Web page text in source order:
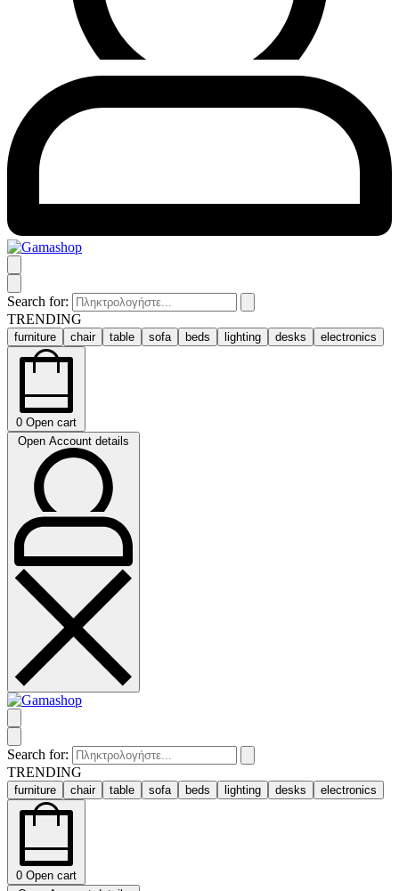
Search for:
TRENDING
furniture chair table sofa beds lighting desks electronics
0 Open cart
Open Account details
Search for:
TRENDING
furniture chair table sofa beds lighting desks electronics
0 Open cart